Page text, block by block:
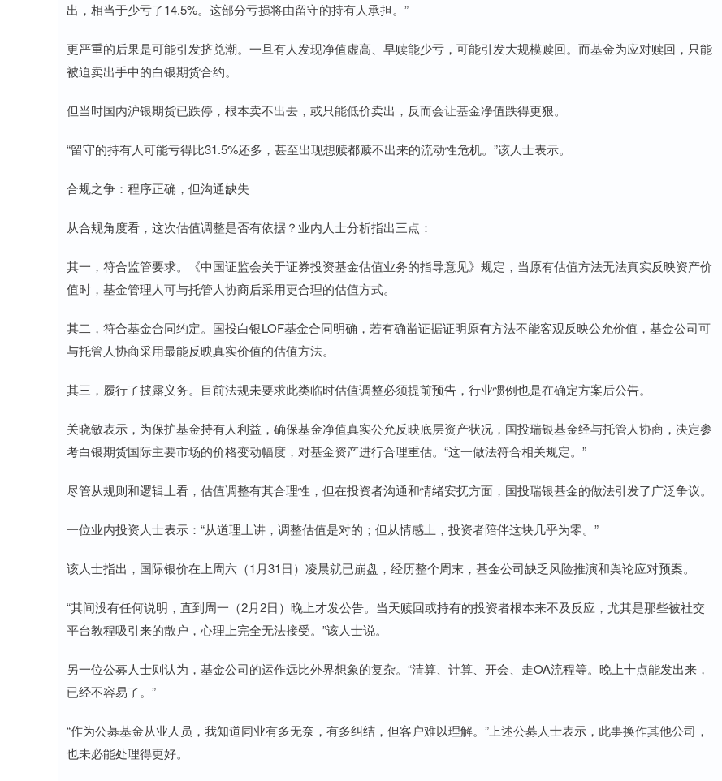
出，相当于少亏了14.5%。这部分亏损将由留守的持有人承担。”
更严重的后果是可能引发挤兑潮。一旦有人发现净值虚高、早赎能少亏，可能引发大规模赎回。而基金为应对赎回，只能
被迫卖出手中的白银期货合约。
但当时国内沪银期货已跌停，根本卖不出去，或只能低价卖出，反而会让基金净值跌得更狠。
“留守的持有人可能亏得比31.5%还多，甚至出现想赎都赎不出来的流动性危机。”该人士表示。
合规之争：程序正确，但沟通缺失
从合规角度看，这次估值调整是否有依据？业内人士分析指出三点：
其一，符合监管要求。《中国证监会关于证券投资基金估值业务的指导意见》规定，当原有估值方法无法真实反映资产价
值时，基金管理人可与托管人协商后采用更合理的估值方式。
其二，符合基金合同约定。国投白银LOF基金合同明确，若有确凿证据证明原有方法不能客观反映公允价值，基金公司可
与托管人协商采用最能反映真实价值的估值方法。
其三，履行了披露义务。目前法规未要求此类临时估值调整必须提前预告，行业惯例也是在确定方案后公告。
关晓敏表示，为保护基金持有人利益，确保基金净值真实公允反映底层资产状况，国投瑞银基金经与托管人协商，决定参
考白银期货国际主要市场的价格变动幅度，对基金资产进行合理重估。“这一做法符合相关规定。”
尽管从规则和逻辑上看，估值调整有其合理性，但在投资者沟通和情绪安抚方面，国投瑞银基金的做法引发了广泛争议。
一位业内投资人士表示：“从道理上讲，调整估值是对的；但从情感上，投资者陪伴这块几乎为零。”
该人士指出，国际银价在上周六（1月31日）凌晨就已崩盘，经历整个周末，基金公司缺乏风险推演和舆论应对预案。
“其间没有任何说明，直到周一（2月2日）晚上才发公告。当天赎回或持有的投资者根本来不及反应，尤其是那些被社交
平台教程吸引来的散户，心理上完全无法接受。”该人士说。
另一位公募人士则认为，基金公司的运作远比外界想象的复杂。“清算、计算、开会、走OA流程等。晚上十点能发出来，
已经不容易了。”
“作为公募基金从业人员，我知道同业有多无奈，有多纠结，但客户难以理解。”上述公募人士表示，此事换作其他公司，
也未必能处理得更好。